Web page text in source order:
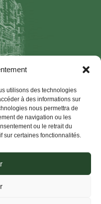
utilisons des technologies
à des informations sur
nous permettra de
de navigation ou les
ou le retrait du
sur certaines fonctionnalités.